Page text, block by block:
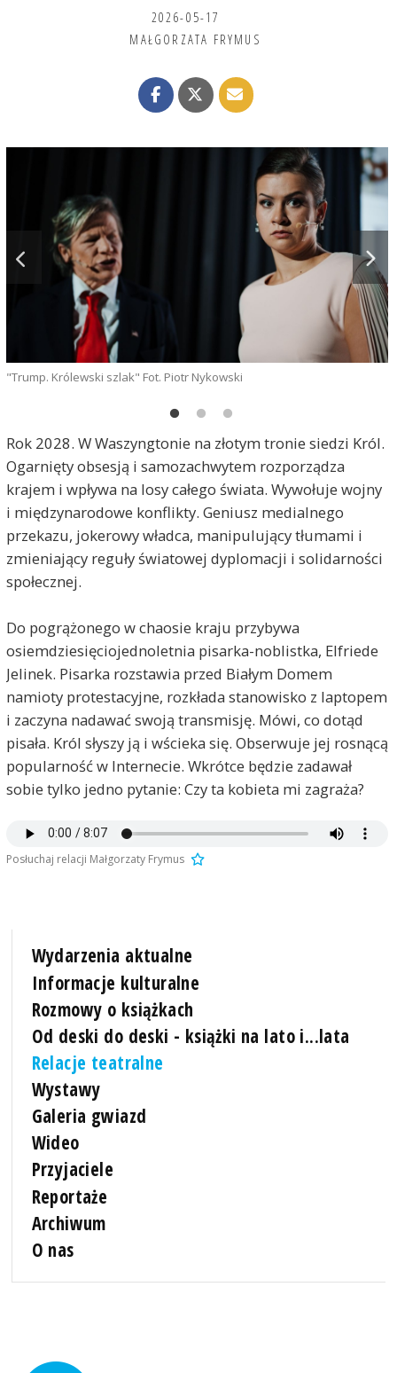
2026-05-17
MAŁGORZATA FRYMUS
"Trump. Królewski szlak" Fot. Piotr Nykowski
Rok 2028. W Waszyngtonie na złotym tronie siedzi Król.
Ogarnięty obsesją i samozachwytem rozporządza
krajem i wpływa na losy całego świata. Wywołuje wojny
i międzynarodowe konflikty. Geniusz medialnego
przekazu, jokerowy władca, manipulujący tłumami i
zmieniający reguły światowej dyplomacji i solidarności
społecznej.
Do pogrążonego w chaosie kraju przybywa
osiemdziesięciojednoletnia pisarka-noblistka, Elfriede
Jelinek. Pisarka rozstawia przed Białym Domem
namioty protestacyjne, rozkłada stanowisko z laptopem
i zaczyna nadawać swoją transmisję. Mówi, co dotąd
pisała. Król słyszy ją i wścieka się. Obserwuje jej rosnącą
popularność w Internecie. Wkrótce będzie zadawał
sobie tylko jedno pytanie: Czy ta kobieta mi zagraża?
Posłuchaj relacji Małgorzaty Frymus
Wydarzenia aktualne
Informacje kulturalne
Rozmowy o książkach
Od deski do deski - książki na lato i...lata
Relacje teatralne
Wystawy
Galeria gwiazd
Wideo
Przyjaciele
Reportaże
Archiwum
O nas